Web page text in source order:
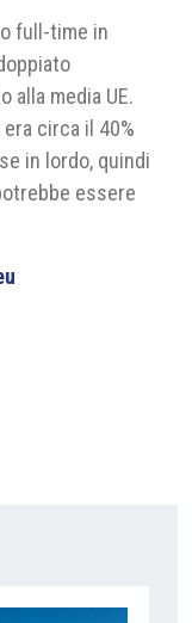
full-time in
alla media UE.
circa il 40%
in lordo, quindi
essere